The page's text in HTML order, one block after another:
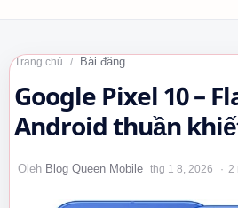
Trang chủ Bài đăng
Google Pixel 10 –
Android thuần
hiệu năng & AI, giá 2